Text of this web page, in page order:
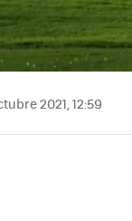
2021, 12:59